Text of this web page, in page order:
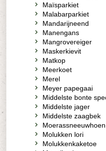
Maïsparkiet
Malabarparkiet
Mandarijneend
Manengans
Mangrovereiger
Maskerkievit
Matkop
Meerkoet
Merel
Meyer papegaai
Middelste bonte
Middelste jager
Middelste zaagbek
Moerassneeuwhoen
Molukken lori
Molukkenkaketoe